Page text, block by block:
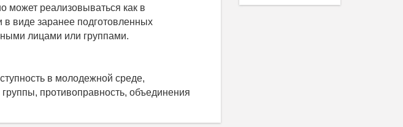
может реализовываться как в
в виде заранее подготовленных
лицами или группами.
в молодежной среде,
противоправность, объединения